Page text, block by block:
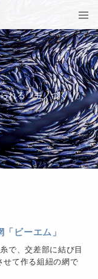
れる「モノづくり」
ビーエム」
で、交差部に結び目
せて作る組紐の網で